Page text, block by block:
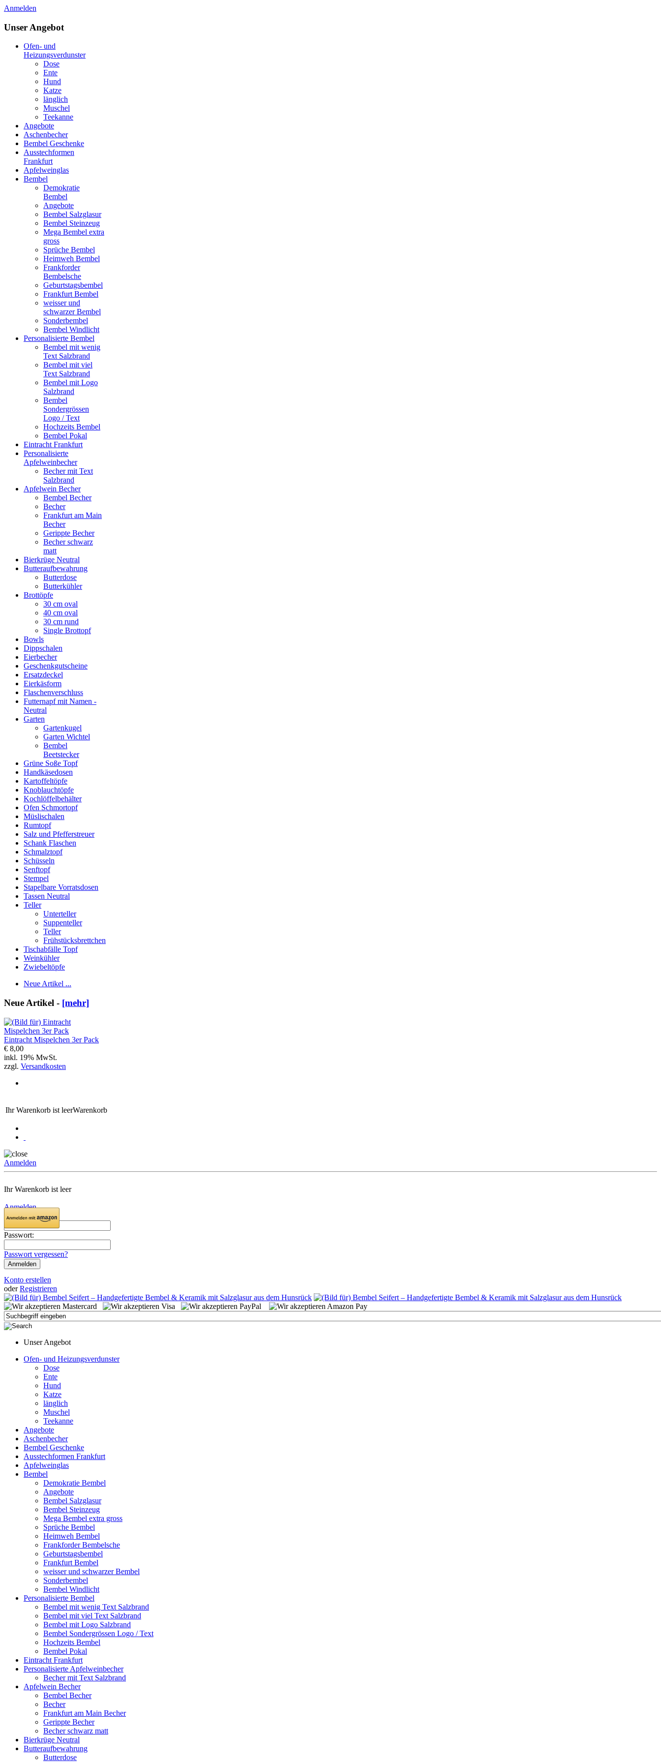
Anmelden
Unser Angebot
Ofen- und
Heizungsverdunster
Dose
Ente
Hund
Katze
länglich
Muschel
Teekanne
Angebote
Aschenbecher
Bembel Geschenke
Ausstechformen
Frankfurt
Apfelweinglas
Bembel
Demokratie
Bembel
Angebote
Bembel Salzglasur
Bembel Steinzeug
Mega Bembel extra
gross
Sprüche Bembel
Heimweh Bembel
Frankforder
Bembelsche
Geburtstagsbembel
Frankfurt Bembel
weisser und
schwarzer Bembel
Sonderbembel
Bembel Windlicht
Personalisierte Bembel
Bembel mit wenig
Text Salzbrand
Bembel mit viel
Text Salzbrand
Bembel mit Logo
Salzbrand
Bembel
Sondergrössen
Logo / Text
Hochzeits Bembel
Bembel Pokal
Eintracht Frankfurt
Personalisierte
Apfelweinbecher
Becher mit Text
Salzbrand
Apfelwein Becher
Bembel Becher
Becher
Frankfurt am Main
Becher
Gerippte Becher
Becher schwarz
matt
Bierkrüge Neutral
Butteraufbewahrung
Butterdose
Butterkühler
Brottöpfe
30 cm oval
40 cm oval
30 cm rund
Single Brottopf
Bowls
Dippschalen
Eierbecher
Geschenkgutscheine
Ersatzdeckel
Eierkäsform
Flaschenverschluss
Futternapf mit Namen -
Neutral
Garten
Gartenkugel
Garten Wichtel
Bembel
Beetstecker
Grüne Soße Topf
Handkäsedosen
Kartoffeltöpfe
Knoblauchtöpfe
Kochlöffelbehälter
Ofen Schmortopf
Müslischalen
Rumtopf
Salz und Pfefferstreuer
Schank Flaschen
Schmalztopf
Schüsseln
Senftopf
Stempel
Stapelbare Vorratsdosen
Tassen Neutral
Teller
Unterteller
Suppenteller
Teller
Frühstücksbrettchen
Tischabfälle Topf
Weinkühler
Zwiebeltöpfe
Neue Artikel ...
Neue Artikel - [mehr]
Eintracht Mispelchen 3er Pack
€ 8,00
inkl. 19% MwSt.
zzgl. Versandkosten
Ihr Warenkorb ist leerWarenkorb
Anmelden
Ihr Warenkorb ist leer
Anmelden
Email:
Passwort:
Passwort vergessen?
Konto erstellen
oder Registrieren
Unser Angebot
Ofen- und Heizungsverdunster
Dose
Ente
Hund
Katze
länglich
Muschel
Teekanne
Angebote
Aschenbecher
Bembel Geschenke
Ausstechformen Frankfurt
Apfelweinglas
Bembel
Demokratie Bembel
Angebote
Bembel Salzglasur
Bembel Steinzeug
Mega Bembel extra gross
Sprüche Bembel
Heimweh Bembel
Frankforder Bembelsche
Geburtstagsbembel
Frankfurt Bembel
weisser und schwarzer Bembel
Sonderbembel
Bembel Windlicht
Personalisierte Bembel
Bembel mit wenig Text Salzbrand
Bembel mit viel Text Salzbrand
Bembel mit Logo Salzbrand
Bembel Sondergrössen Logo / Text
Hochzeits Bembel
Bembel Pokal
Eintracht Frankfurt
Personalisierte Apfelweinbecher
Becher mit Text Salzbrand
Apfelwein Becher
Bembel Becher
Becher
Frankfurt am Main Becher
Gerippte Becher
Becher schwarz matt
Bierkrüge Neutral
Butteraufbewahrung
Butterdose